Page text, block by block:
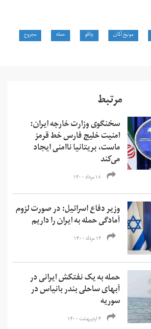
مونیخ آلمان چاقو حمله مجروح
مرتبط
سخنگوی وزارت خارجه ایران:
امنیت خلیج فارس خط قرمز
ماست، بریتانیا ناامنی ایجاد
می‌کند
۱۸ مرداد ۱۴۰۰
وزیر دفاع اسرائیل: در صورت لزوم
آمادگی حمله به ایران را داریم
۱۴ مرداد ۱۴۰۰
حمله به یک نفتکش ایرانی در
آبهای ساحلی بندر بانیاس در
سوریه
۴ اردیبهشت ۱۴۰۰